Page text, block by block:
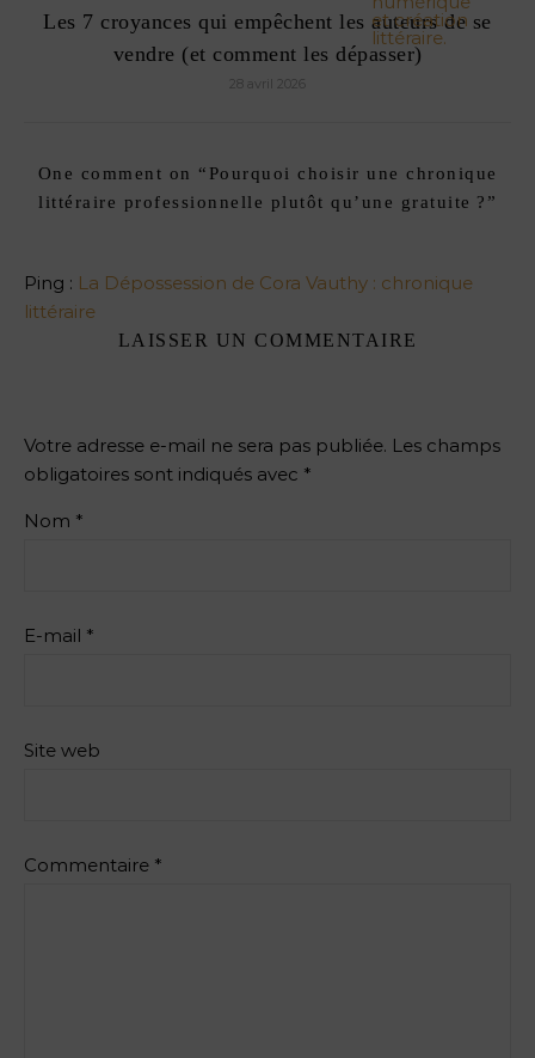
Les 7 croyances qui empêchent les auteurs de se
vendre (et comment les dépasser)
28 avril 2026
One comment on “ Pourquoi choisir une chronique
littéraire professionnelle plutôt qu’une gratuite ? ”
Ping : La Dépossession de Cora Vauthy : chronique
littéraire
LAISSER UN COMMENTAIRE
Votre adresse e-mail ne sera pas publiée. Les champs
obligatoires sont indiqués avec *
Nom *
E-mail *
Site web
Commentaire *